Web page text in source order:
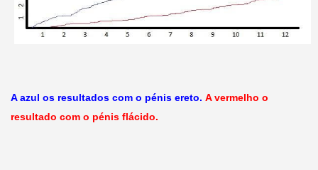
A azul os resultados com o pénis ereto. A vermelho o
resultado com o pénis flácido.